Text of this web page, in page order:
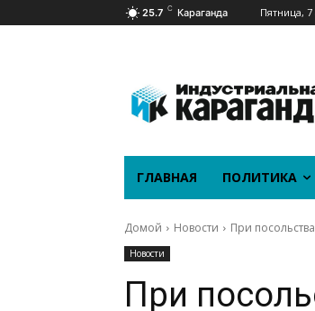
25.7 C Караганда Пятница, 7
ГЛАВНАЯ ПОЛИТИКА
Домой Новости При
Новости
При